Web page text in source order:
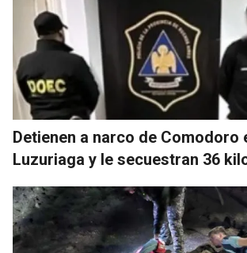
Detienen a narco de Comodoro
Luzuriaga y le secuestran 36